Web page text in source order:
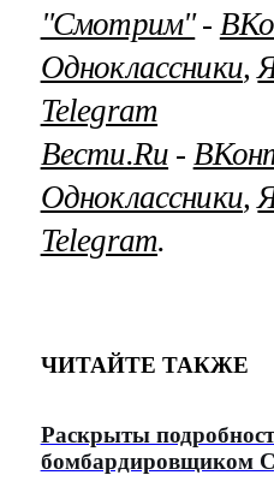
"Смотрим"‐
Одноклассники,
Telegram
Вести.Ru ‐
Одноклассники,
Telegram.
ЧИТАЙТЕ ТАКЖЕ
Раскрыты
бомбардировщиком